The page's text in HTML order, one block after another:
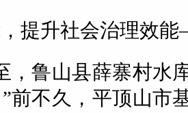
提升社会治理效
鲁山县薛寨村水
前不久，平顶山市